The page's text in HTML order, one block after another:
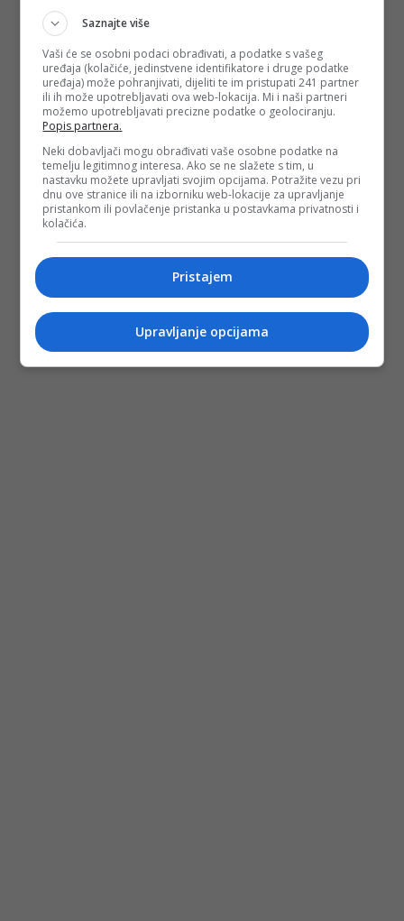
Saznajte više
Vaši će se osobni podaci obrađivati, a podatke s vašeg
uređaja (kolačiće, jedinstvene identifikatore i druge podatke
uređaja) može pohranjivati, dijeliti te im pristupati 241 partner
ili ih može upotrebljavati ova web-lokacija. Mi i naši partneri
možemo upotrebljavati precizne podatke o geolociranju.
Popis partnera.
Neki dobavljači mogu obrađivati vaše osobne podatke na
temelju legitimnog interesa. Ako se ne slažete s tim, u
nastavku možete upravljati svojim opcijama. Potražite vezu pri
dnu ove stranice ili na izborniku web-lokacije za upravljanje
pristankom ili povlačenje pristanka u postavkama privatnosti i
kolačića.
Pristajem
Upravljanje opcijama